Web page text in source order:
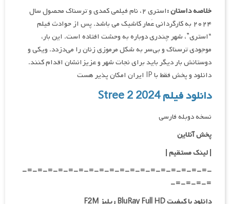
خلاصه داستان :
استری ۲، نام فیلمی کمدی و ترسناک محصول سال
۲۰۲۴ به کارگردانی عَمار کاشیک می باشد. پس از حوادث فیلم
“استری”، شهر چندری دوباره به وحشت افتاده است. این بار،
موجودی ترسناک و بی‌سر به شکل مرموزی زنان را می‌دزدد. ویکی و
دوستانش بار دیگر باید برای نجات شهر و عزیزانشان اقدام کنند.
دانلود و پخش فقط با IP ایران امکان پذیر هست
دانلود فیلم Stree 2 2024
نسخه دوبله فارسی
پخش آنلاین
| لینک مستقیم|
-=-=-=-=-=-=-=-=-=-=-=-=-=-=-=-=-=-=-
=-=-=-=-